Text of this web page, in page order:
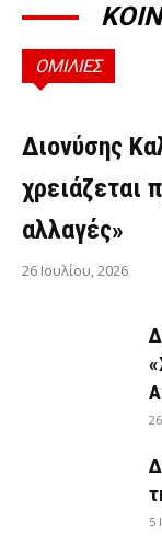
ΟΜΙΛΙΕΣ
ΟΜΙΛΊΕΣ
Διονύσης
χρειάζεται
αλλαγές»
26 Ιουλίου, 2026
5